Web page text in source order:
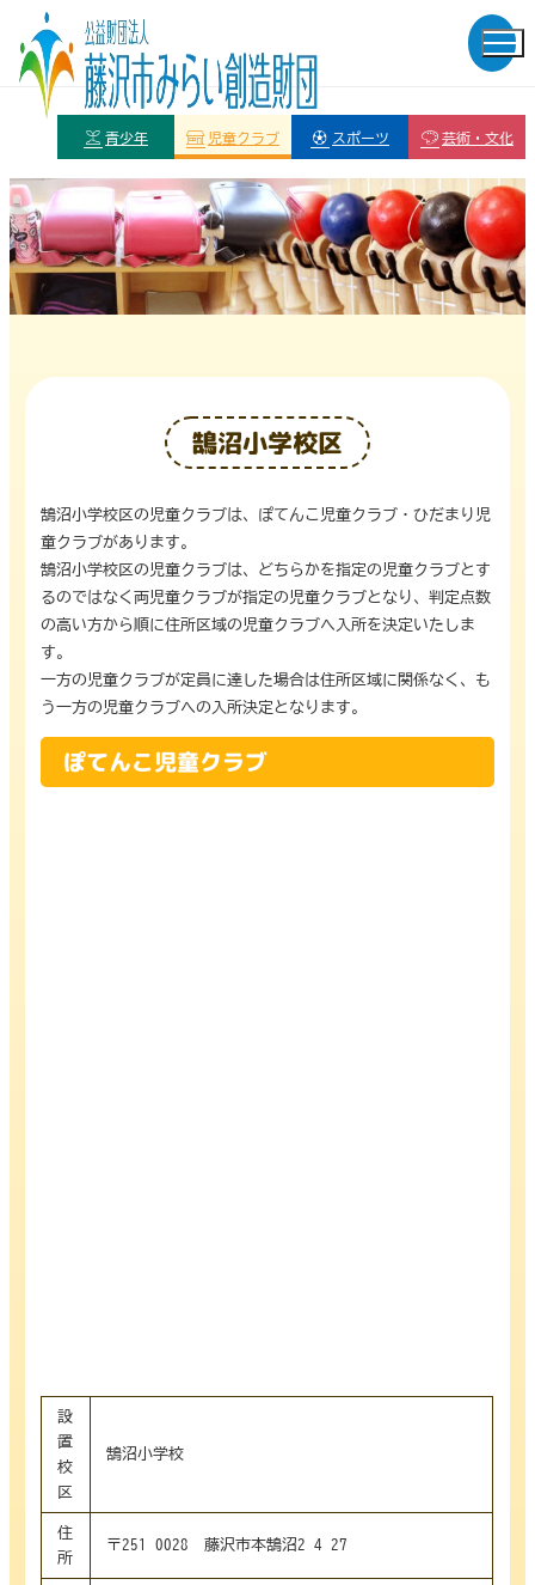
青少年 児童クラブ スポーツ 芸術・文化
鵠沼小学校区
鵠沼小学校区の児童クラブは、ぽてんこ児童クラブ・ひだまり児
童クラブがあります。
鵠沼小学校区の児童クラブは、どちらかを指定の児童クラブとす
るのではなく両児童クラブが指定の児童クラブとなり、判定点数
の高い方から順に住所区域の児童クラブへ入所を決定いたしま
す。
一方の児童クラブが定員に達した場合は住所区域に関係なく、も
う一方の児童クラブへの入所決定となります。
ぽてんこ児童クラブ
設
置
校
区
鵠沼小学校
住
所
〒251-0028 藤沢市本鵠沼2-4-27